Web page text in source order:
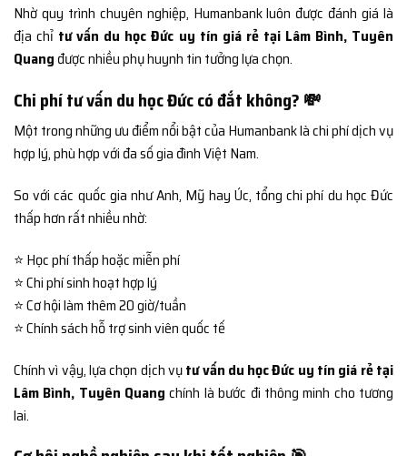
Nhờ quy trình chuyên nghiệp, Humanbank luôn được đánh giá là
địa chỉ tư vấn du học Đức uy tín giá rẻ tại Lâm Bình, Tuyên
Quangđược nhiều phụ huynh tin tưởng lựa chọn.
Chi phí tư vấn du học Đức có đắt không? 💸
Một trong những ưu điểm nổi bật của Humanbank là chi phí dịch vụ
hợp lý, phù hợp với đa số gia đình Việt Nam.
So với các quốc gia như Anh, Mỹ hay Úc, tổng chi phí du học Đức
thấp hơn rất nhiều nhờ:
⭐ Học phí thấp hoặc miễn phí
⭐ Chi phí sinh hoạt hợp lý
⭐ Cơ hội làm thêm 20 giờ/tuần
⭐ Chính sách hỗ trợ sinh viên quốc tế
Chính vì vậy, lựa chọn dịch vụtư vấn du học Đức uy tín giá rẻ tại
Lâm Bình, Tuyên Quang chính là bước đi thông minh cho tương
lai.